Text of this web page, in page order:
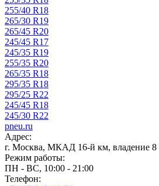
255/40 R18
265/30 R19
265/45 R20
245/45 R17
245/35 R19
255/35 R20
265/35 R18
295/35 R18
295/25 R22
245/45 R18
245/30 R22
pneu.ru
Адрес:
г. Москва, МКАД 16-й км, владение 8
Режим работы:
ПН - ВС, 10:00 - 21:00
Телефон: